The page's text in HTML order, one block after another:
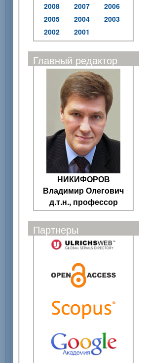
2008
2007
2006
2005
2004
2003
2002
2001
Главный редактор
НИКИФОРОВ
Владимир Олегович
д.т.н., профессор
Партнеры